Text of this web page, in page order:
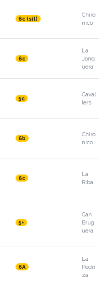
6c (sit)
Chiro
nico
6c
La
Jonq
uera
5c
Caval
lers
6b
Chiro
nico
6c
La
Riba
5+
Can
Brug
uera
6A
La
Pedri
za